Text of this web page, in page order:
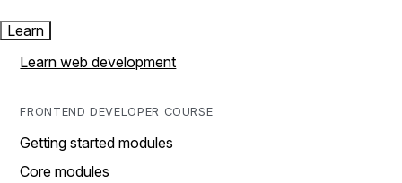
Learn
Learn web development
FRONTEND DEVELOPER COURSE
Getting started modules
Core modules